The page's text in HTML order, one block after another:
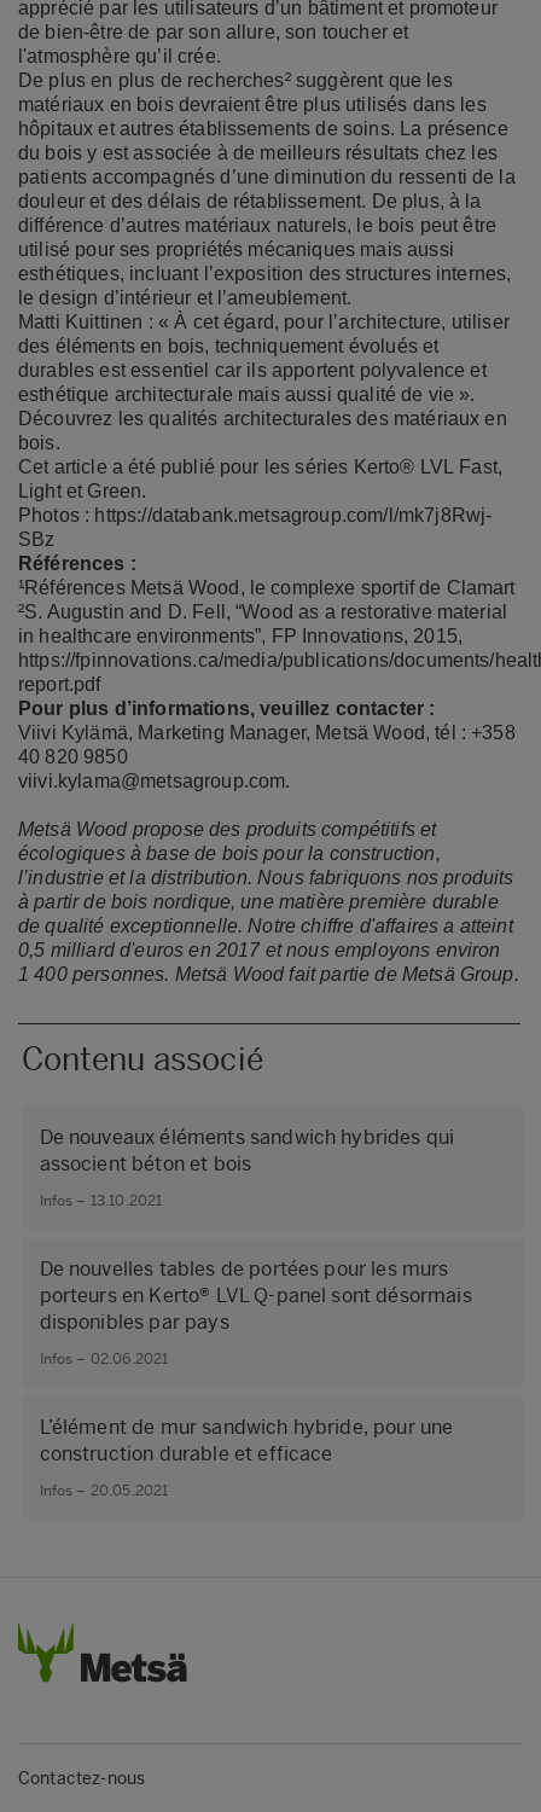
apprécié par les utilisateurs d’un bâtiment et promoteur
de bien-être de par son allure, son toucher et
l'atmosphère qu’il crée.
De plus en plus de recherches² suggèrent que les
matériaux en bois devraient être plus utilisés dans les
hôpitaux et autres établissements de soins. La présence
du bois y est associée à de meilleurs résultats chez les
patients accompagnés d’une diminution du ressenti de la
douleur et des délais de rétablissement. De plus, à la
différence d’autres matériaux naturels, le bois peut être
utilisé pour ses propriétés mécaniques mais aussi
esthétiques, incluant l’exposition des structures internes,
le design d’intérieur et l’ameublement.
Matti Kuittinen : « À cet égard, pour l’architecture, utiliser
des éléments en bois, techniquement évolués et
durables est essentiel car ils apportent polyvalence et
esthétique architecturale mais aussi qualité de vie ».
Découvrez les qualités architecturales des matériaux en
bois.
Cet article a été publié pour les séries Kerto® LVL Fast,
Light et Green.
Photos : https://databank.metsagroup.com/l/mk7j8Rwj-
SBz
Références :
¹Références Metsä Wood, le complexe sportif de Clamart
²S. Augustin and D. Fell, “Wood as a restorative material
in healthcare environments”, FP Innovations, 2015,
https://fpinnovations.ca/media/publications/documents/
report.pdf
Pour plus d’informations, veuillez contacter :
Viivi Kylämä, Marketing Manager, Metsä Wood, tél : +358
40 820 9850
viivi.kylama@metsagroup.com.
Metsä Wood propose des produits compétitifs et
écologiques à base de bois pour la construction,
l’industrie et la distribution. Nous fabriquons nos produits
à partir de bois nordique, une matière première durable
de qualité exceptionnelle. Notre chiffre d'affaires a atteint
0,5 milliard d'euros en 2017 et nous employons environ
1 400 personnes. Metsä Wood fait partie de Metsä Group.
Contenu associé
De nouveaux éléments sandwich hybrides qui
associent béton et bois
Infos – 13.10.2021
De nouvelles tables de portées pour les murs
porteurs en Kerto® LVL Q-panel sont désormais
disponibles par pays
Infos – 02.06.2021
L’élément de mur sandwich hybride, pour une
construction durable et efficace
Infos – 20.05.2021
Contactez-nous